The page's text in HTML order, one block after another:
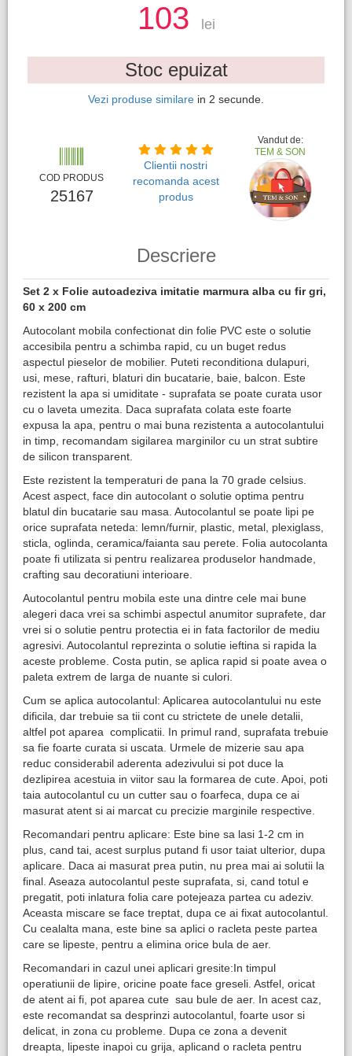
103 lei
Stoc epuizat
Vezi produse similare in 2 secunde.
COD PRODUS
25167
Clientii nostri
recomanda acest
produs
Vandut de:
TEM & SON
Descriere
Set 2 x Folie autoadeziva imitatie marmura alba cu fir gri,
60 x 200 cm​
Autocolant mobila confectionat din folie PVC este o solutie
accesibila pentru a schimba rapid, cu un buget redus
aspectul pieselor de mobilier. Puteti reconditiona dulapuri,
usi, mese, rafturi, blaturi din bucatarie, baie, balcon. Este
rezistent la apa si umiditate - suprafata se poate curata usor
cu o laveta umezita. Daca suprafata colata este foarte
expusa la apa, pentru o mai buna rezistenta a autocolantului
in timp, recomandam sigilarea marginilor cu un strat subtire
de silicon transparent.
Este rezistent la temperaturi de pana la 70 grade celsius.
Acest aspect, face din autocolant o solutie optima pentru
blatul din bucatarie sau masa. Autocolantul se poate lipi pe
orice suprafata neteda: lemn/furnir, plastic, metal, plexiglass,
sticla, oglinda, ceramica/faianta sau perete. Folia autocolanta
poate fi utilizata si pentru realizarea produselor handmade,
crafting sau decoratiuni interioare.
Autocolantul pentru mobila este una dintre cele mai bune
alegeri daca vrei sa schimbi aspectul anumitor suprafete, dar
vrei si o solutie pentru protectia ei in fata factorilor de mediu
agresivi. Autocolantul reprezinta o solutie ieftina si rapida la
aceste probleme. Costa putin, se aplica rapid si poate avea o
paleta extrem de larga de nuante si culori.
Cum se aplica autocolantul: Aplicarea autocolantului nu este
dificila, dar trebuie sa tii cont cu strictete de unele detalii,
altfel pot aparea complicatii. In primul rand, suprafata trebuie
sa fie foarte curata si uscata. Urmele de mizerie sau apa
reduc considerabil aderenta adezivului si pot duce la
dezlipirea acestuia in viitor sau la formarea de cute. Apoi, poti
taia autocolantul cu un cutter sau o foarfeca, dupa ce ai
masurat atent si ai marcat cu precizie marginile respective.
Recomandari pentru aplicare: Este bine sa lasi 1-2 cm in
plus, cand tai, acest surplus putand fi usor taiat ulterior, dupa
aplicare. Daca ai masurat prea putin, nu prea mai ai solutii la
final. Aseaza autocolantul peste suprafata, si, cand totul e
pregatit, poti inlatura folia care potejeaza partea cu adeziv.
Aceasta miscare se face treptat, dupa ce ai fixat autocolantul.
Cu cealalta mana, este bine sa aplici o racleta peste partea
care se lipeste, pentru a elimina orice bula de aer.
Recomandari in cazul unei aplicari gresite:In timpul
operatiunii de lipire, oricine poate face greseli. Astfel, oricat
de atent ai fi, pot aparea cute sau bule de aer. In acest caz,
este recomandat sa desprinzi autocolantul, foarte usor si
delicat, in zona cu probleme. Dupa ce zona a devenit
dreapta, lipeste inapoi cu grija, aplicand o racleta pentru